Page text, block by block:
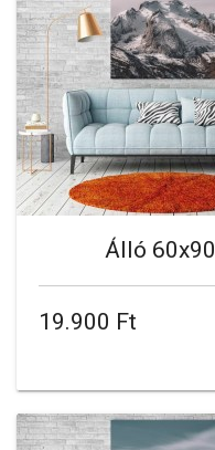
Álló 60x90
19.900 Ft